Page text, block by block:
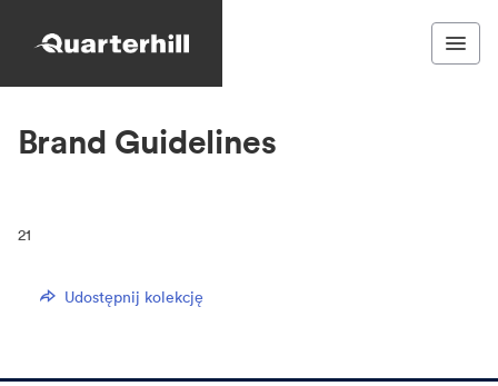
Brand Guidelines
21
Udostępnij kolekcję